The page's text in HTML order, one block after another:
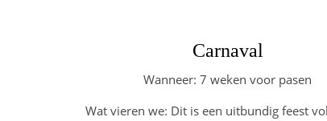
Carnaval
Wanneer: 7 weken voor pasen
Wat vieren we: Dit is een uitbundig feest